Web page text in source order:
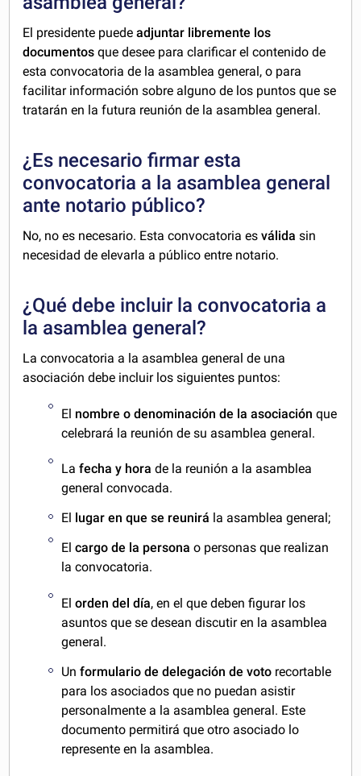
El presidente puedeadjuntar libremente los
documentos que desee para clarificar el contenido de
esta convocatoria de la asamblea general, o para
facilitar información sobre alguno de los puntos que se
tratarán en la futura reunión de la asamblea general.
¿Es necesario firmar esta
convocatoria a la asamblea general
ante notario público?
No, no es necesario. Esta convocatoria esválidasin
necesidad de elevarla a público entre notario.
¿Qué debe incluir la convocatoria a
la asamblea general?
La convocatoria a la asamblea general de una
asociación debe incluir los siguientes puntos:
El nombre o denominación de la asociaciónque
celebrará la reunión de su asamblea general.
La fecha y horade la reunión a la asamblea
general convocada.
El
lugar en que se reunirá la asamblea general;
Elcargo de la persona o personas que realizan
la convocatoria.
Elorden del día, en el que deben figurar los
asuntos que se desean discutir en la asamblea
general.
Unformulario de delegación de voto recortable
para los asociados que no puedan asistir
personalmente a la asamblea general. Este
documento permitirá que otro asociado lo
represente en la asamblea.